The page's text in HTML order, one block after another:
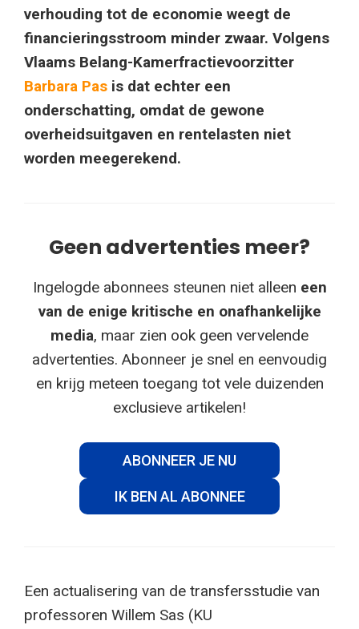
verhouding tot de economie weegt de
financieringsstroom minder zwaar. Volgens
Vlaams Belang-Kamerfractievoorzitter
Barbara Pas is dat echter een
onderschatting, omdat de gewone
overheidsuitgaven en rentelasten niet
worden meegerekend.
Geen advertenties meer?
Ingelogde abonnees steunen niet alleen een
van de enige kritische en onafhankelijke
media, maar zien ook geen vervelende
advertenties. Abonneer je snel en eenvoudig
en krijg meteen toegang tot vele duizenden
exclusieve artikelen!
ABONNEER JE NU
IK BEN AL ABONNEE
Een actualisering van de transfersstudie van
professoren Willem Sas (KU